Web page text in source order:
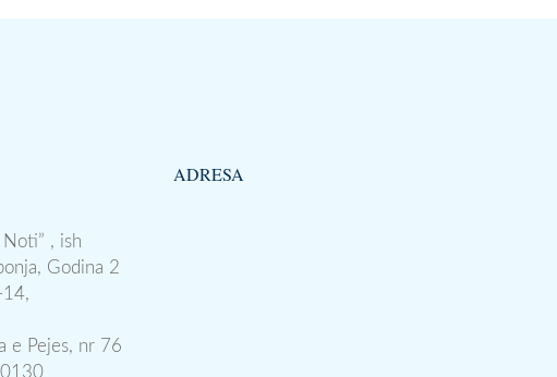
, ish
Godina 2
14,
e Pejes, nr 76
ADRESA